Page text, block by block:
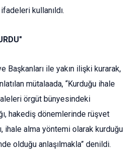
kullanıldı.
Başkanları ile yakın ilişki kurarak,
mütalaada, “Kurduğu ihale
örgüt bünyesindeki
hakediş dönemlerinde rüşvet
ihale alma yöntemi olarak kurduğu
olduğu anlaşılmakla” denildi.